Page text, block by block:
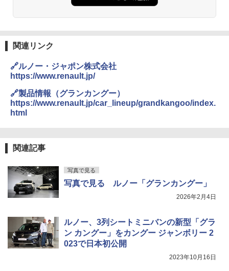
関連リンク
🔗ルノー・ジャポン株式会社
https://www.renault.jp/
🔗製品情報（グランカングー）
https://www.renault.jp/car_lineup/grandkangoo/index.
html
関連記事
写真で見る
写真で見る ルノー「グランカングー」
2026年2月4日
ルノー、3列シートミニバンの新型「グラ
ン カングー」をカングー ジャンボリー 2
023で日本初公開
2023年10月16日